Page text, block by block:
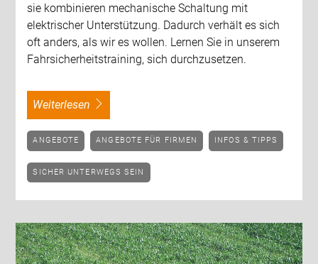
sie kombinieren mechanische Schaltung mit
elektrischer Unterstützung. Dadurch verhält es sich
oft anders, als wir es wollen. Lernen Sie in unserem
Fahrsicherheitstraining, sich durchzusetzen.
weiterlesen
ANGEBOTE ANGEBOTE FÜR FIRMEN INFOS & TIPPS
SICHER UNTERWEGS SEIN